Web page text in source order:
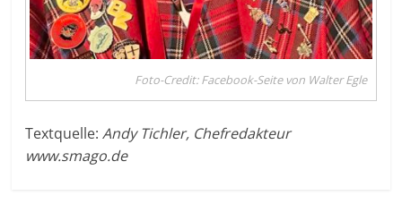
Foto-Credit: Facebook-Seite von Walter Egle
Textquelle:Andy Tichler, Chefredakteur
www.smago.de